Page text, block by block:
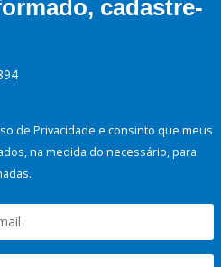
cadastre-
de Privacidade e consinto que meus
na medida do necessário, para